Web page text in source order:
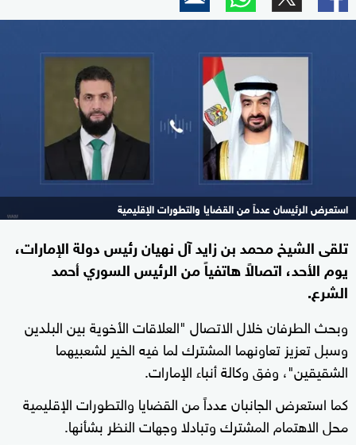
استعرض الرئيسان عدداً من القضايا والتطورات الإقليمية
تلقى الشيخ محمد بن زايد آل نهيان رئيس دولة الإمارات،
يوم الأحد، اتصالاً هاتفياً من الرئيس السوري أحمد
الشرع.
وبحث الطرفان خلال الاتصال "العلاقات الأخوية بين البلدين
وسبل تعزيز تعاونهما المشترك لما فيه الخير لشعبيهما
الشقيقين"، وفق وكالة أنباء الإمارات.
كما استعرض الجانبان عدداً من القضايا والتطورات الإقليمية
محل الاهتمام المشترك وتبادلا وجهات النظر بشأنها.